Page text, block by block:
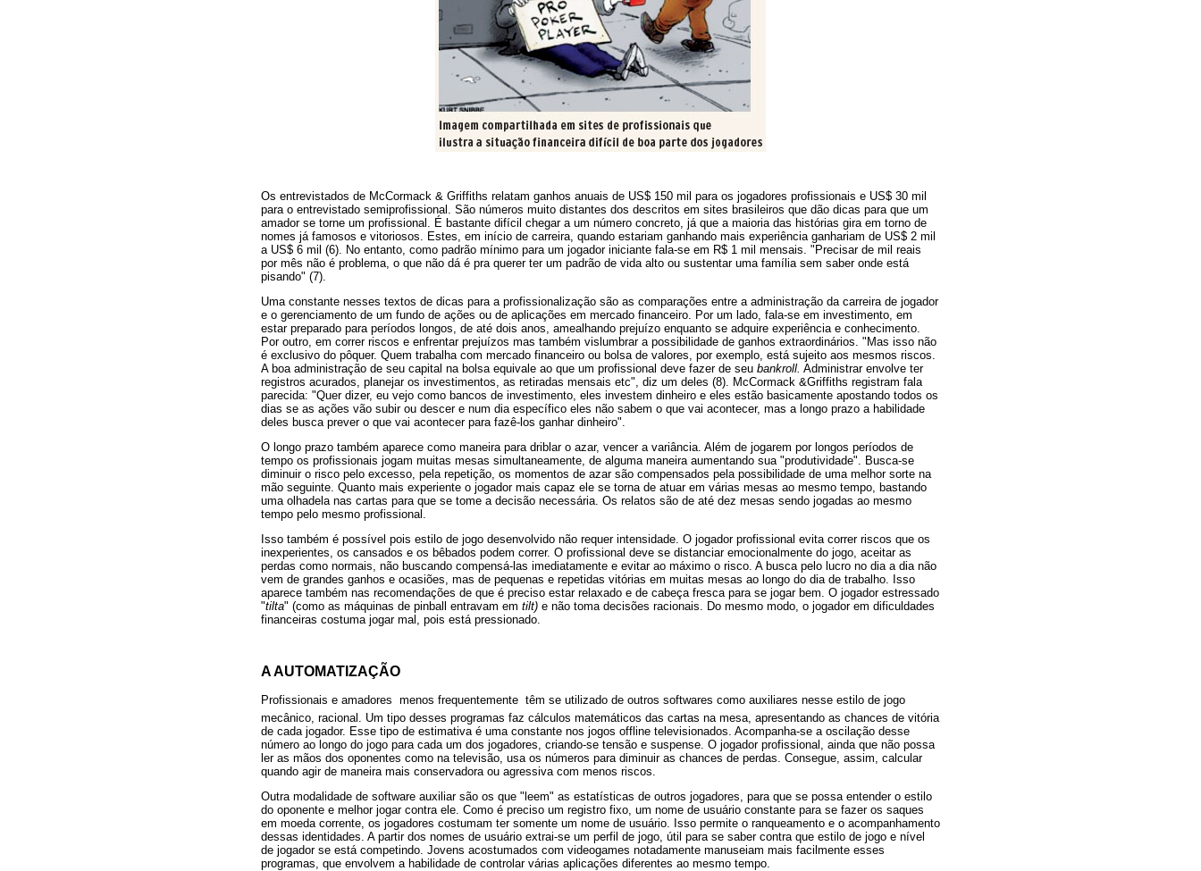
Os entrevistados de McCormack & Griffiths relatam ganhos anuais de US$ 150 mil para os jogadores profissionais e US$ 30 mil
para o entrevistado semiprofissional. São números muito distantes dos descritos em sites brasileiros que dão dicas para que um
amador se torne um profissional. É bastante difícil chegar a um número concreto, já que a maioria das histórias gira em torno de
nomes já famosos e vitoriosos. Estes, em início de carreira, quando estariam ganhando mais experiência ganhariam de US$ 2 mil
a US$ 6 mil (6). No entanto, como padrão mínimo para um jogador iniciante fala-se em R$ 1 mil mensais. "Precisar de mil reais
por mês não é problema, o que não dá é pra querer ter um padrão de vida alto ou sustentar uma família sem saber onde está
pisando" (7).
Uma constante nesses textos de dicas para a profissionalização são as comparações entre a administração da carreira de jogador
e o gerenciamento de um fundo de ações ou de aplicações em mercado financeiro. Por um lado, fala-se em investimento, em
estar preparado para períodos longos, de até dois anos, amealhando prejuízo enquanto se adquire experiência e conhecimento.
Por outro, em correr riscos e enfrentar prejuízos mas também vislumbrar a possibilidade de ganhos extraordinários. "Mas isso não
é exclusivo do pôquer. Quem trabalha com mercado financeiro ou bolsa de valores, por exemplo, está sujeito aos mesmos riscos.
A boa administração de seu capital na bolsa equivale ao que um profissional deve fazer de seu bankroll. Administrar envolve ter
registros acurados, planejar os investimentos, as retiradas mensais etc", diz um deles (8). McCormack &Griffiths registram fala
parecida: "Quer dizer, eu vejo como bancos de investimento, eles investem dinheiro e eles estão basicamente apostando todos os
dias se as ações vão subir ou descer e num dia específico eles não sabem o que vai acontecer, mas a longo prazo a habilidade
deles busca prever o que vai acontecer para fazê-los ganhar dinheiro".
O longo prazo também aparece como maneira para driblar o azar, vencer a variância. Além de jogarem por longos períodos de
tempo os profissionais jogam muitas mesas simultaneamente, de alguma maneira aumentando sua "produtividade". Busca-se
diminuir o risco pelo excesso, pela repetição, os momentos de azar são compensados pela possibilidade de uma melhor sorte na
mão seguinte. Quanto mais experiente o jogador mais capaz ele se torna de atuar em várias mesas ao mesmo tempo, bastando
uma olhadela nas cartas para que se tome a decisão necessária. Os relatos são de até dez mesas sendo jogadas ao mesmo
tempo pelo mesmo profissional.
Isso também é possível pois estilo de jogo desenvolvido não requer intensidade. O jogador profissional evita correr riscos que os
inexperientes, os cansados e os bêbados podem correr. O profissional deve se distanciar emocionalmente do jogo, aceitar as
perdas como normais, não buscando compensá-las imediatamente e evitar ao máximo o risco. A busca pelo lucro no dia a dia não
vem de grandes ganhos e ocasiões, mas de pequenas e repetidas vitórias em muitas mesas ao longo do dia de trabalho. Isso
aparece também nas recomendações de que é preciso estar relaxado e de cabeça fresca para se jogar bem. O jogador estressado
"tilta" (como as máquinas de pinball entravam em tilt) e não toma decisões racionais. Do mesmo modo, o jogador em dificuldades
financeiras costuma jogar mal, pois está pressionado.
A AUTOMATIZAÇÃO
Profissionais e amadores  menos frequentemente  têm se utilizado de outros softwares como auxiliares nesse estilo de jogo
mecânico, racional. Um tipo desses programas faz cálculos matemáticos das cartas na mesa, apresentando as chances de vitória
de cada jogador. Esse tipo de estimativa é uma constante nos jogos offline televisionados. Acompanha-se a oscilação desse
número ao longo do jogo para cada um dos jogadores, criando-se tensão e suspense. O jogador profissional, ainda que não possa
ler as mãos dos oponentes como na televisão, usa os números para diminuir as chances de perdas. Consegue, assim, calcular
quando agir de maneira mais conservadora ou agressiva com menos riscos.
Outra modalidade de software auxiliar são os que "leem" as estatísticas de outros jogadores, para que se possa entender o estilo
do oponente e melhor jogar contra ele. Como é preciso um registro fixo, um nome de usuário constante para se fazer os saques
em moeda corrente, os jogadores costumam ter somente um nome de usuário. Isso permite o ranqueamento e o acompanhamento
dessas identidades. A partir dos nomes de usuário extrai-se um perfil de jogo, útil para se saber contra que estilo de jogo e nível
de jogador se está competindo. Jovens acostumados com videogames notadamente manuseiam mais facilmente esses
programas, que envolvem a habilidade de controlar várias aplicações diferentes ao mesmo tempo.